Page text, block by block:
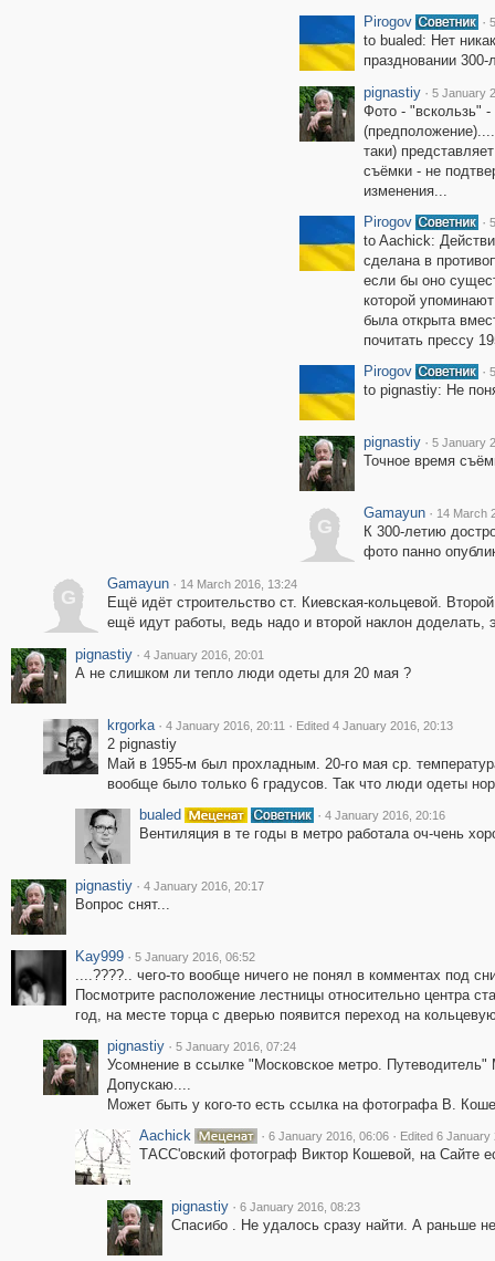
Pirogov ·
to bualed: Нет
праздновании
pignastiy · 5 January
Фото - "вскользь" -
таки)
съёмки - не
изменения...
Pirogov
·
to Aachick:
сделана в
если бы оно
которой
была открыта
почитать прессу
Pirogov
·
to pignastiy: Не
pignastiy · 5 January
Точное время
G
Gamayun · 14 March
К 300-летию
фото панно
G
Gamayun · 14 March 2016, 13:24
Ещё идёт строительство ст. Киевская-кольцевой.
ещё идут работы, ведь надо и второй наклон доделать,
pignastiy · 4 January 2016, 20:01
А не слишком ли тепло люди одеты для 20 мая ?
krgorka · 4 January 2016, 20:11 · Edited 4 January 2016, 20:13
2 pignastiy
Май в 1955-м был прохладным. 20-го мая ср.
вообще было только 6 градусов. Так что люди одеты
bualed
· 4 January 2016, 20:16
Вентиляция в те годы в метро работала оч-чень
pignastiy · 4 January 2016, 20:17
Вопрос снят...
Kay999 · 5 January 2016, 06:52
....????.. чего-то вообще ничего не понял в комментах под
Посмотрите расположение лестницы относительно центра
год, на месте торца с дверью появится переход на
pignastiy · 5 January 2016, 07:24
Усомнение в ссылке "Московское метро.
Допускаю....
Может быть у кого-то есть ссылка на фотографа В.
Aachick
· 6 January 2016, 06:06 · Edited 6 January
ТАСС'овский фотограф Виктор Кошевой, на Сайте
pignastiy · 6 January 2016, 08:23
Спасибо . Не удалось сразу найти. А раньше